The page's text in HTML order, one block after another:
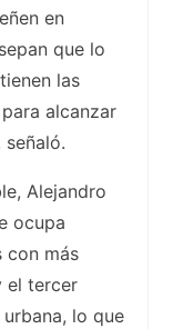
en
que lo
las
alcanzar
señaló.
Alejandro
ocupa
con más
el tercer
lo que